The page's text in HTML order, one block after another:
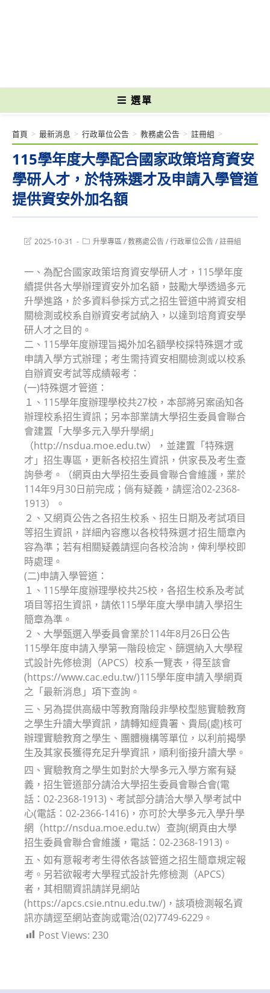
選單
115學年度大學配合國家政策培育資安
學研人才，於特殊選才及申請入學管道
提供資安外加名額
首頁 > 最新消息 > 行政單位公告 > 教務處公告 > 註冊組 >
Post2025-10-31
Post升學專區/教務處公告/行政單位公告/註冊組
一、為配合國家政策培育資安學研人才，115學年度
續提供各大學辦理資安外加名額，鼓勵大學透過多元
升學進路，於多資料參採方式之招生管道中將資安相
關檢測或校系自辦資安考試納入，以達到培育資安學
研人才之目的。
二、115學年度辦理旨揭外加名額學校採特殊選才或
申請入學方式辦理；考生需持資安相關檢測或以校系
自辦資安考試等成績報考：
(一)特殊選才管道：
１、115學年度辦理學校共27校，本部將另案函知各
辦理校系招生資訊；另本部業請大學招生委員會聯合
會建置「大學多元入學升學網」
（http://nsdua.moe.edu.tw），並建置「特殊選
才」招生專區，更新各校招生資訊，供家長及考生查
詢參考。（網頁由大學招生委員會聯合會維護，業於
114年9月30日前完成；倘有疑義，請逕洽02-2368-
1913）。
２、又網頁公告之各招生校系、招生日期及考試項目
等招生資訊，詳細內容應以各校特殊選才招生簡章內
容為準；若有相關疑義請逕向各校洽詢，俾利學校即
時處理。
(二)申請入學管道：
１、115學年度辦理學校共25校，各招生校系及考試
項目等招生資訊，請依115學年度大學申請入學招生
簡章為準。
２、大學甄選入學委員會業於114年8月26日公告
115學年度申請入學第一階段檢定、篩選納入大學程
式設計先修檢測（APCS）校系一覽表，得至該會
(https://www.cac.edu.tw/)115學年度申請入學網頁
之「最新消息」項下查詢。
三、另為提供高級中等教育階段非學校型態實驗教育
之學生升讀大學資訊，請轉知經貴署、貴局(處)核可
辦理實驗教育之學生、團體機構等單位，以利前揭學
生及其家長獲得充足升學資訊，順利銜接升讀大學。
四、實驗教育之學生如對於大學多元入學方案有疑
義，招生管道部分請洽大學招生委員會聯合會(電
話：02-2368-1913)、考試部分請洽大學入學考試中
心(電話：02-2366-1416)，亦可於大學多元入學升學
網（http://nsdua.moe.edu.tw）查詢(網頁由大學
招生委員會聯合會維護，電話：02-2368-1913)。
五、如有意報考考生得依各該管道之招生簡章規定報
考。另若欲報考大學程式設計先修檢測（APCS）
者，其相關資訊請詳見網站
(https://apcs.csie.ntnu.edu.tw/)，該項檢測報名資
訊亦請逕至網站查詢或電洽(02)7749-6229。
Post Views: 230